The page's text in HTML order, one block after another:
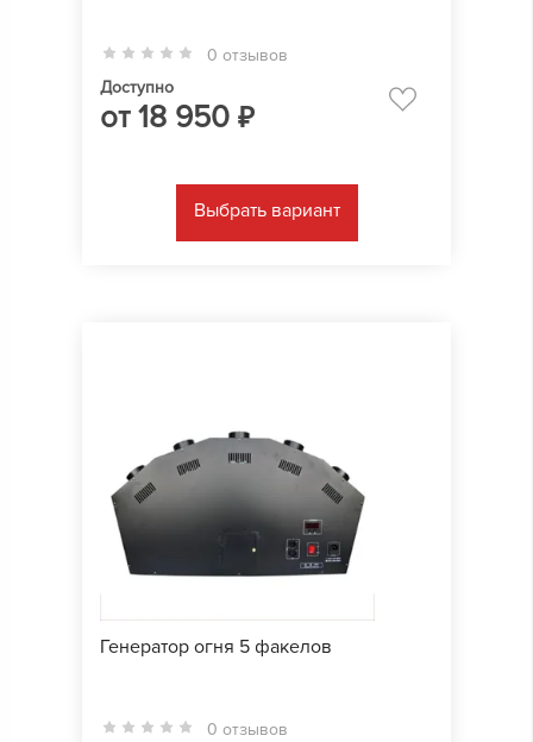
0 отзывов
Доступно
от18 950 ₽
Выбрать вариант
Генератор огня 5 факелов
0 отзывов